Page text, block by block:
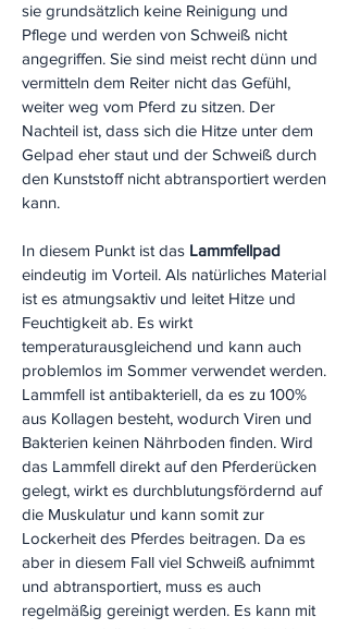
sie grundsätzlich keine Reinigung und
Pflege und werden von Schweiß nicht
angegriffen. Sie sind meist recht dünn und
vermitteln dem Reiter nicht das Gefühl,
weiter weg vom Pferd zu sitzen. Der
Nachteil ist, dass sich die Hitze unter dem
Gelpad eher staut und der Schweiß durch
den Kunststoff nicht abtransportiert werden
kann.
In diesem Punkt ist das Lammfellpad
eindeutig im Vorteil. Als natürliches Material
ist es atmungsaktiv und leitet Hitze und
Feuchtigkeit ab. Es wirkt
temperaturausgleichend und kann auch
problemlos im Sommer verwendet werden.
Lammfell ist antibakteriell, da es zu 100%
aus Kollagen besteht, wodurch Viren und
Bakterien keinen Nährboden finden. Wird
das Lammfell direkt auf den Pferderücken
gelegt, wirkt es durchblutungsfördernd auf
die Muskulatur und kann somit zur
Lockerheit des Pferdes beitragen. Da es
aber in diesem Fall viel Schweiß aufnimmt
und abtransportiert, muss es auch
regelmäßig gereinigt werden. Es kann mit